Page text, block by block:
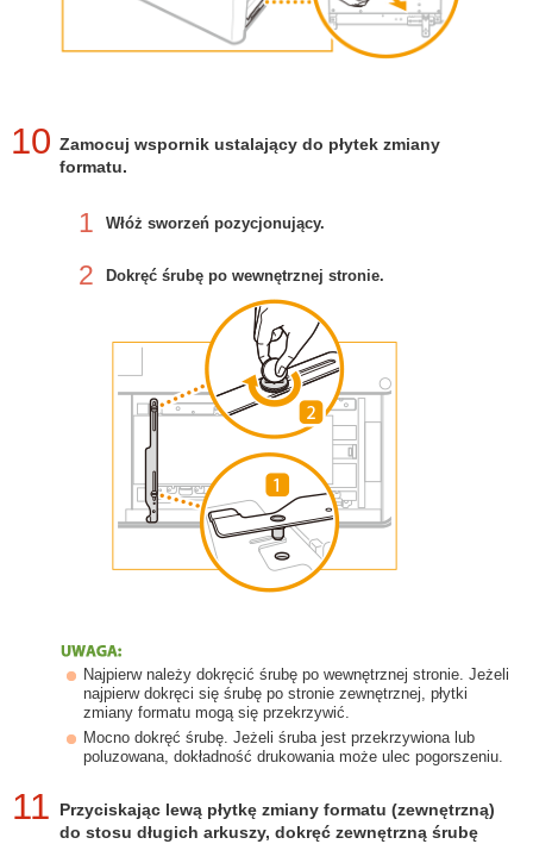
10 Zamocuj wspornik ustalający do płytek zmiany
formatu.
1 Włóż sworzeń pozycjonujący.
2 Dokręć śrubę po wewnętrznej stronie.
Najpierw należy dokręcić śrubę po wewnętrznej stronie. Jeżeli
najpierw dokręci się śrubę po stronie zewnętrznej, płytki
zmiany formatu mogą się przekrzywić.
Mocno dokręć śrubę. Jeżeli śruba jest przekrzywiona lub
poluzowana, dokładność drukowania może ulec pogorszeniu.
11
Przyciskając lewą płytkę zmiany formatu (zewnętrzną)
do stosu długich arkuszy, dokręć zewnętrzną śrubę